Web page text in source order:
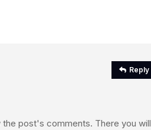
post's comments. There you will
Reply